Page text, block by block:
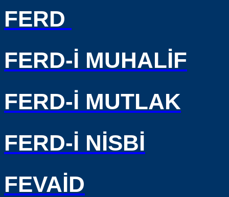
FERD
FERD-İ MUHALİF
FERD-İ MUTLAK
FERD-İ NİSBİ
FEVAİD